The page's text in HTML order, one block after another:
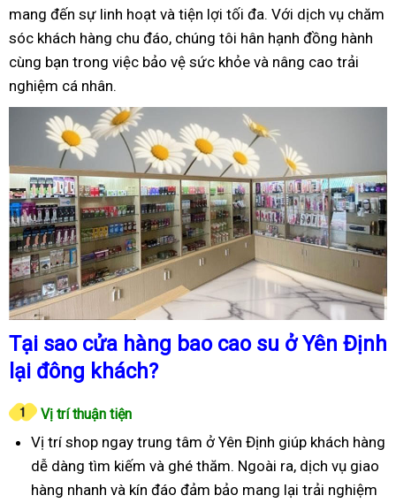
mang đến sự linh hoạt và tiện lợi tối đa. Với dịch vụ chăm
sóc khách hàng chu đáo, chúng tôi hân hạnh đồng hành
cùng bạn trong việc bảo vệ sức khỏe và nâng cao trải
nghiệm cá nhân.
Tại sao cửa hàng bao cao su ở Yên Định
lại đông khách?
Vị trí thuận tiện
Vị trí shop ngay trung tâm ở Yên Định giúp khách hàng
dễ dàng tìm kiếm và ghé thăm. Ngoài ra, dịch vụ giao
hàng nhanh và kín đáo đảm bảo mang lại trải nghiệm